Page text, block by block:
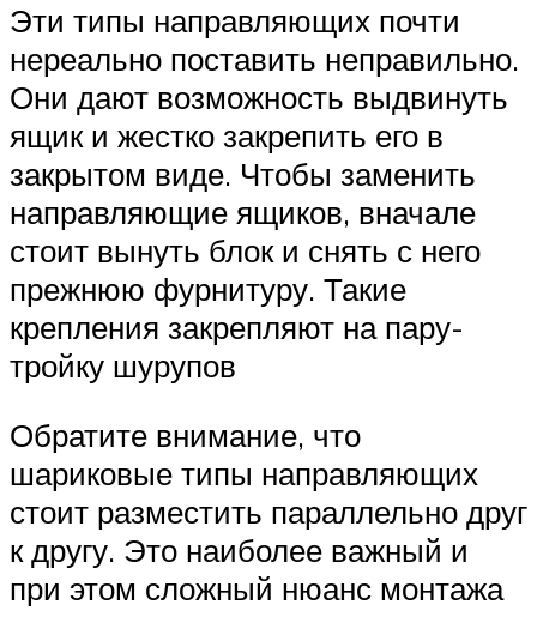
Эти типы направляющих почти
нереально поставить неправильно.
Они дают возможность выдвинуть
ящик и жестко закрепить его в
закрытом виде. Чтобы заменить
направляющие ящиков, вначале
стоит вынуть блок и снять с него
прежнюю фурнитуру. Такие
крепления закрепляют на пару-
тройку шурупов
Обратите внимание, что
шариковые типы направляющих
стоит разместить параллельно друг
к другу. Это наиболее важный и
при этом сложный нюанс монтажа